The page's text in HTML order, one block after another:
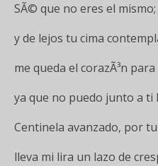
SÃ© que no eres el
y de lejos tu cima
me queda el corazÃ³n
ya que no puedo junto a ti
Centinela avanzado, por
lleva mi lira un lazo de